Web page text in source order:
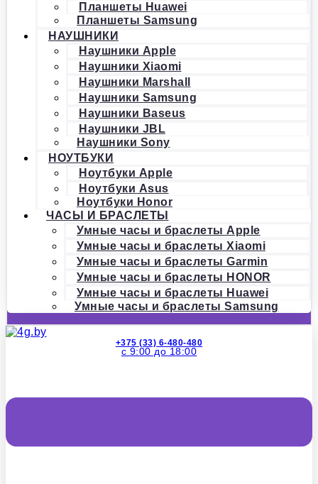
Планшеты Huawei
Планшеты Samsung
НАУШНИКИ
Наушники Apple
Наушники Xiaomi
Наушники Marshall
Наушники Samsung
Наушники Baseus
Наушники JBL
Наушники Sony
НОУТБУКИ
Ноутбуки Apple
Ноутбуки Asus
Ноутбуки Honor
ЧАСЫ И БРАСЛЕТЫ
Умные часы и браслеты Apple
Умные часы и браслеты Xiaomi
Умные часы и браслеты Garmin
Умные часы и браслеты HONOR
Умные часы и браслеты Huawei
Умные часы и браслеты Samsung
+375 (33) 6-480-480
с 9:00 до 18:00